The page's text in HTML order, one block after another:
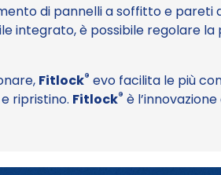
di pannelli a soffitto e pareti
integrato, è possibile regolare
Fitlock® evo facilita le più
ripristino. Fitlock® è